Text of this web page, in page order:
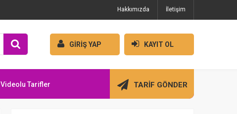
Hakkımızda İletişim
GİRİŞ YAP KAYIT OL
Videolu Tarifler TARİF GÖNDER